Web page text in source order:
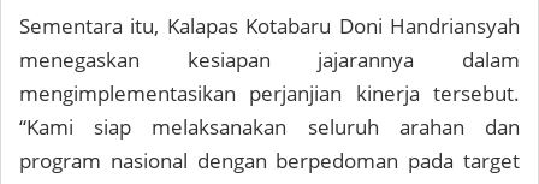
Sementara itu, Kalapas Kotabaru Doni Handriansyah
menegaskan kesiapan jajarannya dalam
mengimplementasikan perjanjian kinerja tersebut.
“Kami siap melaksanakan seluruh arahan dan
program nasional dengan berpedoman pada target